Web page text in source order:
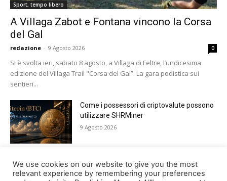
Sport, tempo libero
A Villaga Zabot e Fontana vincono la Corsa
del Gal
redazione - 9 Agosto 2026 0
Si è svolta ieri, sabato 8 agosto, a Villaga di Feltre, l’undicesima
edizione del Villaga Trail "Corsa del Gal”. La gara podistica sui
sentieri...
Come i possessori di criptovalute possono
utilizzare SHRMiner
9 Agosto 2026
Tutto pronto a Lamosano per Alpago Sky
Super 3
We use cookies on our website to give you the most
relevant experience by remembering your preferences